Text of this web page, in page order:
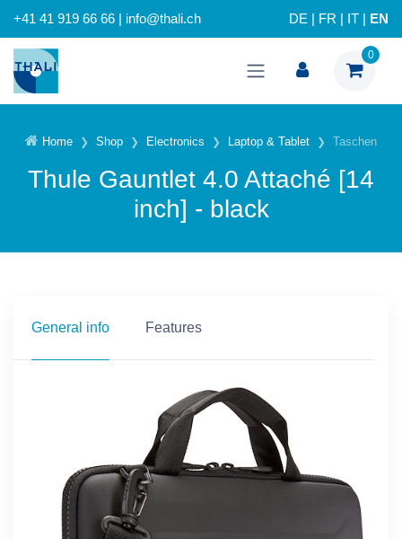
+41 41 919 66 66 | info@thali.ch DE FR IT EN
0
Home Shop Electronics Laptop & Tablet Taschen
Thule Gauntlet 4.0 Attaché [14
inch] - black
General info Features